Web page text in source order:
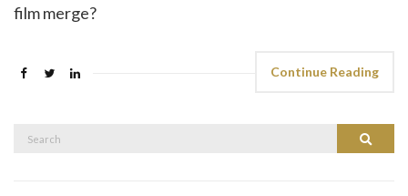
film merge?
Continue Reading
Search